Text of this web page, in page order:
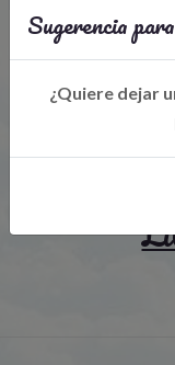
Sugerencia
¿Quiere dejar